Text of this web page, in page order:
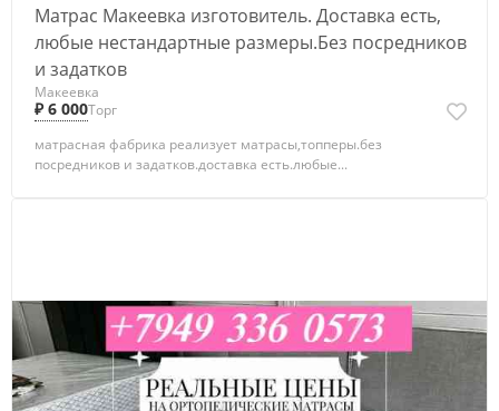
Матрас Макеевка изготовитель. Доставка есть,
любые нестандартные размеры.Без посредников
и задатков
Макеевка
₽ 6 000Торг
матрасная фабрика реализует матрасы,топперы.без
посредников и задатков.доставка есть.любые...